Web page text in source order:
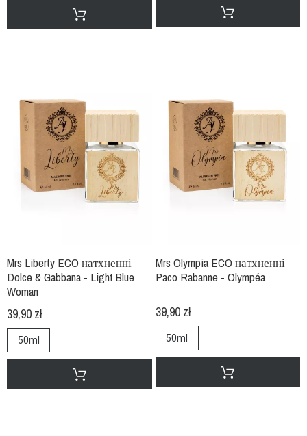
Mrs Liberty ECO натхненні
Dolce & Gabbana - Light Blue
Woman
39,90 zł
50ml
Mrs Olympia ECO натхненні
Paco Rabanne - Olympéa
39,90 zł
50ml